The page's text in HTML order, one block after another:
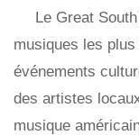
Le Great
musiques les
événements
des artistes
musique